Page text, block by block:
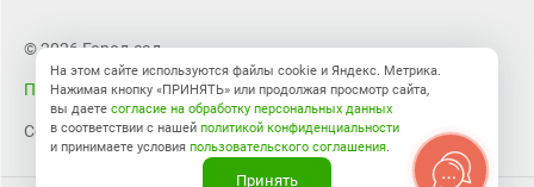
© 2026 Город-сад
Правовая информация
Создание сайтаBTB Digital
На этом сайте используются файлы cookie и Яндекс. Метрика.
Нажимая кнопку «ПРИНЯТЬ» или продолжая просмотр сайта,
вы даете согласие на обработку персональных данных
в соответствии с нашей политикой конфиденциальности
и принимаете условия пользовательского соглашения.
Принять